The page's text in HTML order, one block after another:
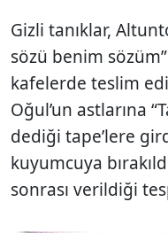
Gizli tanıklar,
sözü benim
kafelerde teslim
Oğul’un astlarına
dediği tape’lere
kuyumcuya
sonrası verildiği